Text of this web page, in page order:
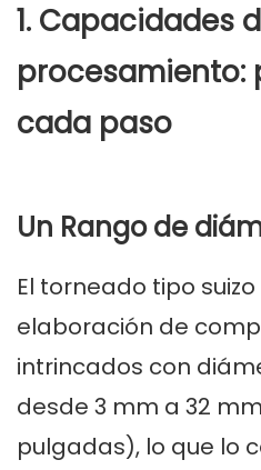
1. Capacidades
procesamiento:
cada paso
Un Rango de
El torneado tipo
elaboración de
intrincados con
desde 3 mm a 32 mm
pulgadas), lo que lo